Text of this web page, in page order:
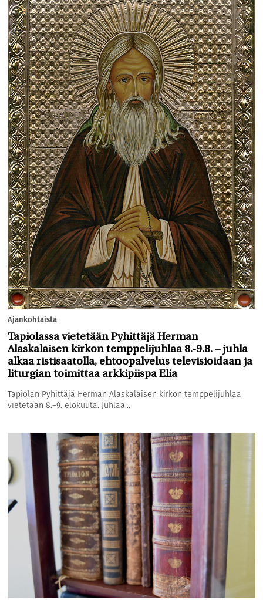
Ajankohtaista
Tapiolassa vietetään Pyhittäjä Herman
Alaskalaisen kirkon temppelijuhlaa 8.-9.8. – juhla
alkaa ristisaatolla, ehtoopalvelus televisioidaan ja
liturgian toimittaa arkkipiispa Elia
Tapiolan Pyhittäjä Herman Alaskalaisen kirkon temppelijuhlaa
vietetään 8.–9. elokuuta. Juhlaa...